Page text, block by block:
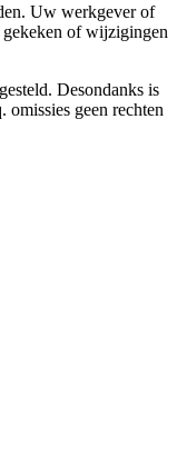
Uw werkgever of
of wijzigingen
Desondanks is
geen rechten